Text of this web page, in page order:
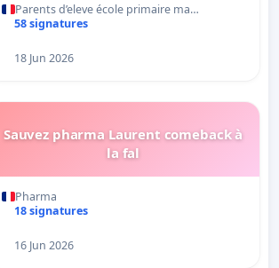
Parents d’eleve école primaire ma…
58 signatures
18 Jun 2026
Sauvez pharma Laurent comeback à
la fal
Pharma
18 signatures
16 Jun 2026